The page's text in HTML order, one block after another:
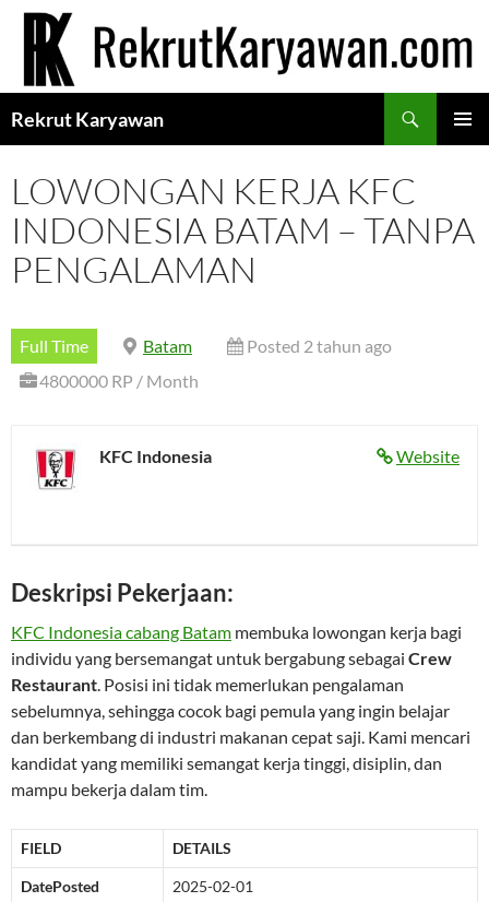
Langsung
Rekrut Karyawan
LOWONGAN KERJA KFC
INDONESIA BATAM – TANPA
PENGALAMAN
Full Time Batam
Posted 2 tahun ago
4800000 RP / Month
Website
KFC Indonesia
Deskripsi Pekerjaan:
KFC Indonesia cabang Batam membuka lowongan kerja bagi
individu yang bersemangat untuk bergabung sebagai Crew
Restaurant. Posisi ini tidak memerlukan pengalaman
sebelumnya, sehingga cocok bagi pemula yang ingin belajar
dan berkembang di industri makanan cepat saji. Kami mencari
kandidat yang memiliki semangat kerja tinggi, disiplin, dan
mampu bekerja dalam tim.
FIELD DETAILS
DatePosted 2025-02-01